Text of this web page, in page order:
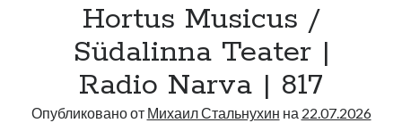
Radio
|
818
Hortus Musicus /
Südalinna Teater |
Radio Narva | 817
Опубликовано от Михаил Стальнухин на 22.07.2026